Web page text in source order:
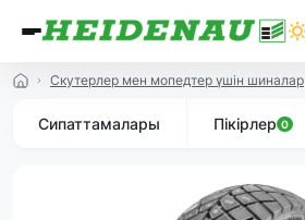
Скутерлер мен мопедтер үшін шиналар
Сипаттамалары Пікірлер 0